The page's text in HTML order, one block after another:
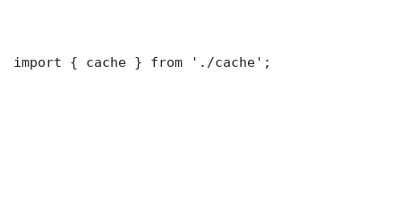
import { cache } from './cache';